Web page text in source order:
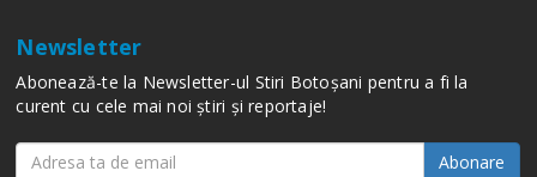
Newsletter
Abonează-te la Newsletter-ul Stiri Botoșani pentru a fi la
curent cu cele mai noi știri și reportaje!
Abonare